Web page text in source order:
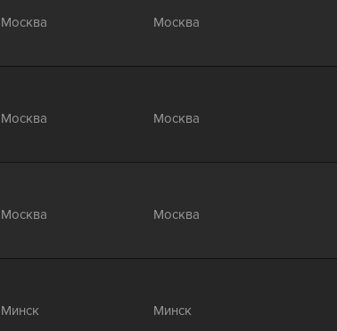
Москва Москва
Москва Москва
Москва Москва
Минск Минск